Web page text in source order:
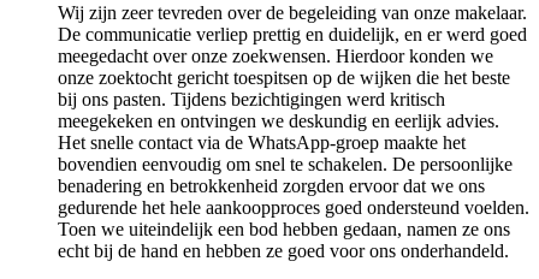
Wij zijn zeer tevreden over de begeleiding van onze makelaar.
De communicatie verliep prettig en duidelijk, en er werd goed
meegedacht over onze zoekwensen. Hierdoor konden we
onze zoektocht gericht toespitsen op de wijken die het beste
bij ons pasten. Tijdens bezichtigingen werd kritisch
meegekeken en ontvingen we deskundig en eerlijk advies.
Het snelle contact via de WhatsApp-groep maakte het
bovendien eenvoudig om snel te schakelen. De persoonlijke
benadering en betrokkenheid zorgden ervoor dat we ons
gedurende het hele aankoopproces goed ondersteund voelden.
Toen we uiteindelijk een bod hebben gedaan, namen ze ons
echt bij de hand en hebben ze goed voor ons onderhandeld.